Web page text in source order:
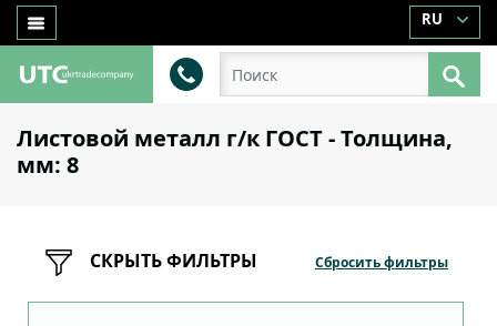
RU
Листовой металл г/к ГОСТ - Толщина,
мм: 8
СКРЫТЬ ФИЛЬТРЫ Сбросить фильтры